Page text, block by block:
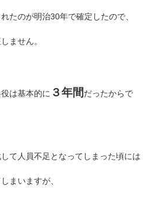
たのが明治30年で確定したので、
ません。
は基本的に ３年間だったからで
て人員不足となってしまった頃には
まいますが、